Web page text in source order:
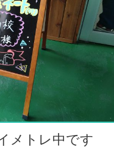
メトレ中です